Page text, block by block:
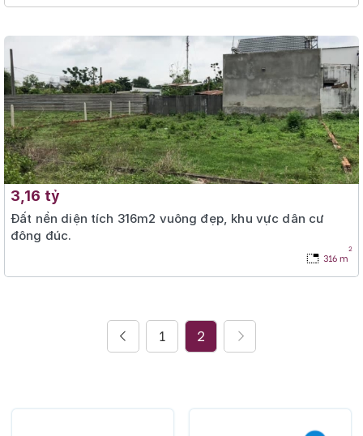
3,16 tỷ
Đất nền diện tích 316m2 vuông đẹp, khu vực dân cư
đông đúc.
316 m
2
1 2